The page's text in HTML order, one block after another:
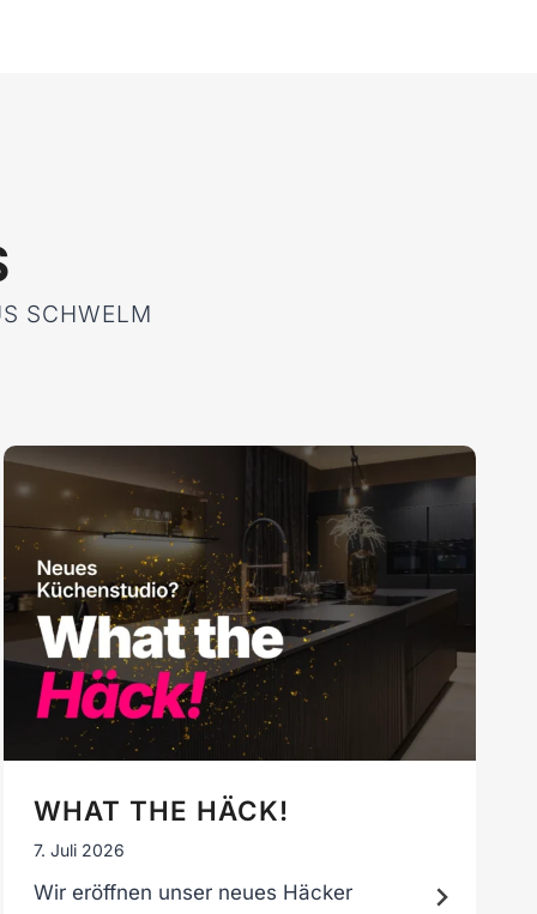
SCHWELM
WHAT THE HÄCK!
7. Juli 2026
Wir eröffnen unser neues Häcker